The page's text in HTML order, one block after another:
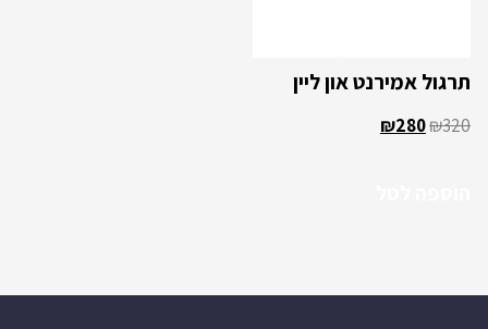
תרגול אמירנט און ליין
₪320
₪280